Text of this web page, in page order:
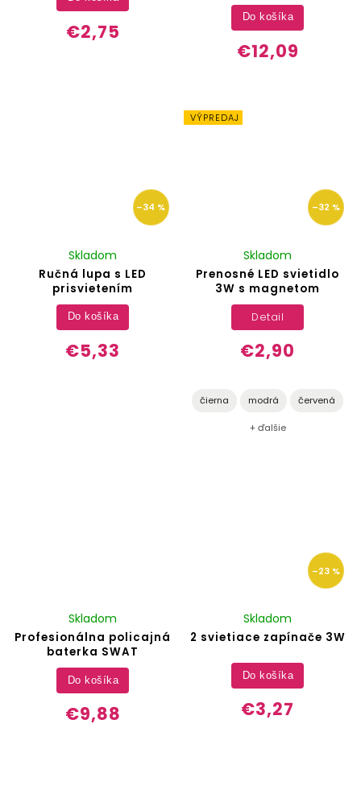
€2,75
€12,09
Do košíka
–34 %
Ručná lupa s LED
prisvietením
Skladom
€5,33
Do košíka
VÝPREDAJ
–32 %
Prenosné LED svietidlo
3W s magnetom
Skladom
€2,90
Detail
čierna modrá červená
+ ďalšie
Profesionálna policajná
baterka SWAT
Skladom
€9,88
Do košíka
–23 %
2 svietiace zapínače 3W
Skladom
€3,27
Do košíka